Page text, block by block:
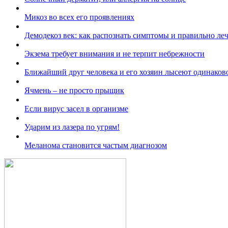
Микоз во всех его проявлениях
Демодекоз век: как распознать симптомы и правильно
Экзема требует внимания и не терпит небрежности
Ближайший друг человека и его хозяин лысеют
Ячмень – не просто прыщик
Если вирус засел в организме
Ударим из лазера по угрям!
Меланома становится частым диагнозом